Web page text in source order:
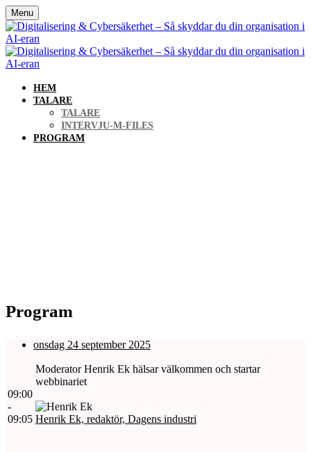
Menu
HEM
TALARE
TALARE
INTERVJU-M-FILES
PROGRAM
Program
onsdag 24 september 2025
09:00
-
09:05
Moderator Henrik Ek hälsar välkommen och startar
webbinariet
Henrik Ek, redaktör, Dagens industri